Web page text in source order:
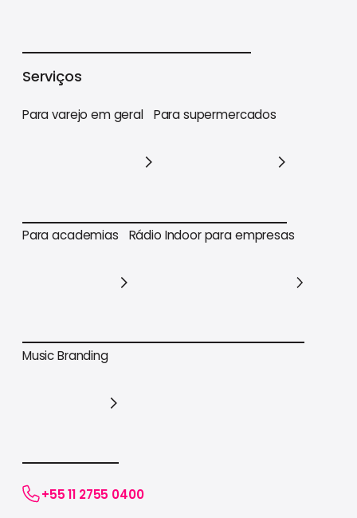
Serviços
Para varejo em geral
Para varejo em geral
Para supermercados
Para supermercados
Para academias
Para academias
Rádio Indoor para empresas
Music Branding
+55 11 2755 0400